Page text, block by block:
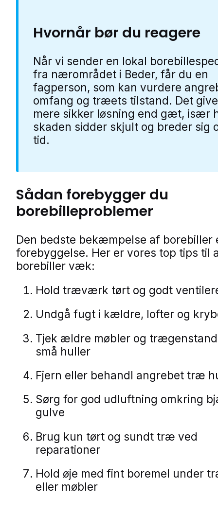
Hvornår bør du reagere
Når vi sender en lokal
fra nærområdet i Beder, får du en
fagperson, som kan vurdere
omfang og træets tilstand. Det
mere sikker løsning end gæt, især
skaden sidder skjult og breder sig
tid.
Sådan forebygger du
borebilleproblemer
Den bedste bekæmpelse af borebiller
forebyggelse. Her er vores top tips til
borebiller væk:
Hold træværk tørt og godt
Undgå fugt i kældre, lofter og
Tjek ældre møbler og
små huller
Fjern eller behandl angrebet træ
Sørg for god udluftning omkring
gulve
Brug kun tørt og sundt træ ved
reparationer
Hold øje med fint boremel under
eller møbler